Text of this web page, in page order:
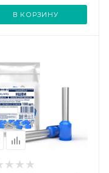
В КОРЗИНУ